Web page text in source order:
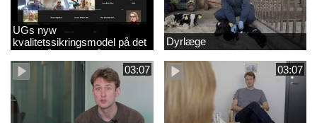
UGs nyw
kvalitetssikringsmodel på det
videregående område
Dyrlæge
03:07 03:07